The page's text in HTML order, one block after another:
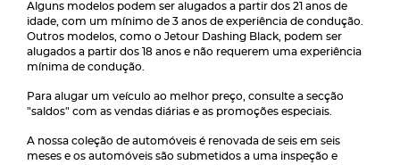
Alguns modelos podem ser alugados a partir dos 21 anos de
idade, com um mínimo de 3 anos de experiência de condução.
Outros modelos, como o Jetour Dashing Black, podem ser
alugados a partir dos 18 anos e não requerem uma experiência
mínima de condução.
Para alugar um veículo ao melhor preço, consulte a secção
"saldos" com as vendas diárias e as promoções especiais.
A nossa coleção de automóveis é renovada de seis em seis
meses e os automóveis são submetidos a uma inspeção e